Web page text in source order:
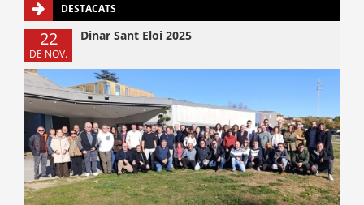
DESTACATS
22
DE NOV.
Dinar Sant Eloi 2025